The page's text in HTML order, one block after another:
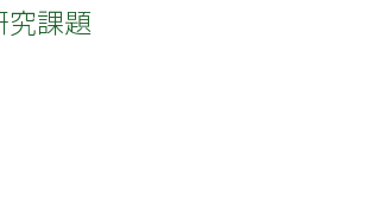
究課題